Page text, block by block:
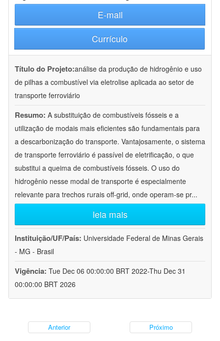
E-mail
Currículo
Título do Projeto:análise da produção de hidrogênio e uso
de pilhas a combustível via eletrolise aplicada ao setor de
transporte ferroviário
Resumo: A substituição de combustíveis fósseis e a
utilização de modais mais eficientes são fundamentais para
a descarbonização do transporte. Vantajosamente, o sistema
de transporte ferroviário é passível de eletrificação, o que
substitui a queima de combustíveis fósseis. O uso do
hidrogênio nesse modal de transporte é especialmente
relevante para trechos rurais off-grid, onde operam-se pr...
leia mais
Instituição/UF/País: Universidade Federal de Minas Gerais
- MG - Brasil
Vigência: Tue Dec 06 00:00:00 BRT 2022-Thu Dec 31
00:00:00 BRT 2026
Anterior Próximo